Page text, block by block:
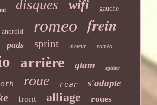
disques wifi gauche
android romeo frein
pads sprint moteur roméo
arrière gtam spider
roue rear s'adapte
front alliage roues